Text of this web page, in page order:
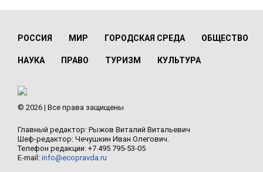
РОССИЯ МИР ГОРОДСКАЯ СРЕДА ОБЩЕСТВО
НАУКА ПРАВО ТУРИЗМ КУЛЬТУРА
© 2026 | Все права защищены
Главный редактор: Рыжов Виталий Витальевич
Шеф-редактор: Чечушкин Иван Олегович.
Телефон редакции: +7 495 795-53-05
E-mail: info@ecopravda.ru